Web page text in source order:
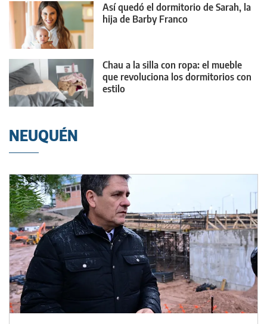
Así quedó el dormitorio de Sarah, la
hija de Barby Franco
Chau a la silla con ropa: el mueble
que revoluciona los dormitorios con
estilo
NEUQUÉN